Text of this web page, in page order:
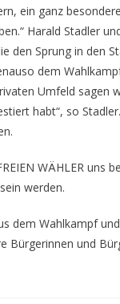
ein ganz
Harald Stadler
den Sprung in den
dem
Umfeld sagen
habt“, so
WÄHLER uns
werden.
dem Wahlkampf
Bürgerinnen und